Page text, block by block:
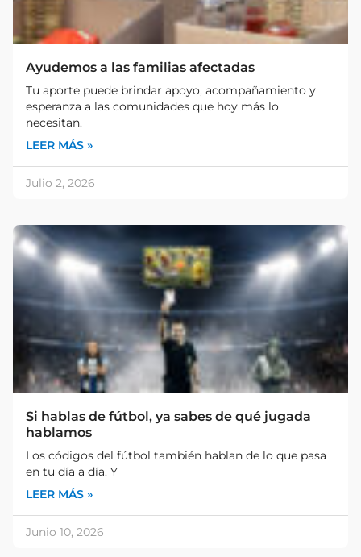
Ayudemos a las familias afectadas
Tu aporte puede brindar apoyo, acompañamiento y
esperanza a las comunidades que hoy más lo
necesitan.
LEER MÁS »
Julio 2, 2026
Si hablas de fútbol, ya sabes de qué jugada
hablamos
Los códigos del fútbol también hablan de lo que pasa
en tu día a día. Y
LEER MÁS »
Junio 10, 2026